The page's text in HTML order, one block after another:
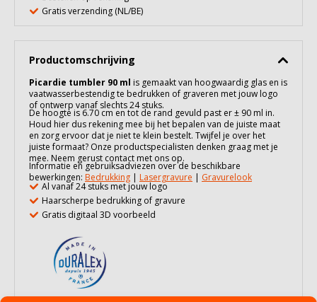
Gratis verzending (NL/BE)
Productomschrijving
Picardie tumbler 90 ml is gemaakt van hoogwaardig glas en is
vaatwasserbestendig te bedrukken of graveren met jouw logo
of ontwerp vanaf slechts 24 stuks.
De hoogte is 6.70 cm en tot de rand gevuld past er ± 90 ml in.
Houd hier dus rekening mee bij het bepalen van de juiste maat
en zorg ervoor dat je niet te klein bestelt. Twijfel je over het
juiste formaat? Onze productspecialisten denken graag met je
mee. Neem gerust contact met ons op.
Informatie en gebruiksadviezen over de beschikbare
bewerkingen: Bedrukking | Lasergravure | Gravurelook
Al vanaf 24 stuks met jouw logo
Haarscherpe bedrukking of gravure
Gratis digitaal 3D voorbeeld